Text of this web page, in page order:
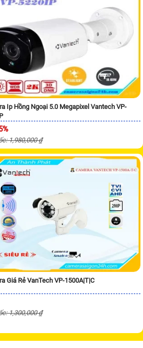
Ip Hồng Ngoại 5.0 Megapixel Vantech VP-
1,980,000 ₫
Giá Rẻ VanTech VP-1500A|T|C
1,300,000 ₫